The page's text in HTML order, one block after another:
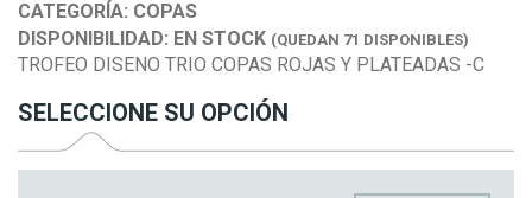
CATEGORÍA: COPAS
DISPONIBILIDAD: EN STOCK (QUEDAN 71 DISPONIBLES)
TROFEO DISENO TRIO COPAS ROJAS Y PLATEADAS -C
SELECCIONE SU OPCIÓN